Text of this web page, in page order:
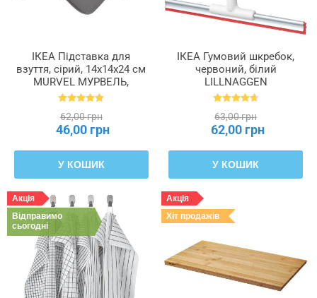
ІКЕА Підставка для
взуття, сірий, 14x14x24 см
MURVEL МУРВЕЛЬ,
204.348.32
62,00 грн
46,00 грн
У КОШИК
ІКЕА Гумовий шкребок,
червоний, білий
LILLNAGGEN
ЛІЛЛЬНАГЕН, 402.435.96
63,00 грн
62,00 грн
У КОШИК
Акція
Відправимо
сьогодні
Акція
Хіт продажів